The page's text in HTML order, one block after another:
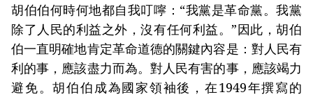
胡伯伯何時何地都自我叮嚀：“我黨是革命黨。我黨
除了人民的利益之外，沒有任何利益。”因此，胡伯
伯一直明確地肯定革命道德的關鍵內容是：對人民有
利的事，應該盡力而為。對人民有害的事，應該竭力
避免。胡伯伯成為國家領袖後，在1949年撰寫的